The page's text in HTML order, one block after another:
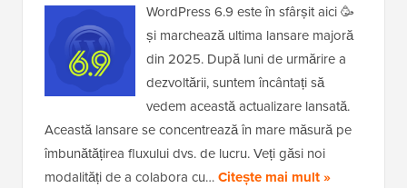
WordPress 6.9 este în sfârșit aici 🥳
și marchează ultima lansare majoră
din 2025. După luni de urmărire a
dezvoltării, suntem încântați să
vedem această actualizare lansată.
Această lansare se concentrează în mare măsură pe
îmbunătățirea fluxului dvs. de lucru. Veți găsi noi
modalități de a colabora cu…Citește mai mult »